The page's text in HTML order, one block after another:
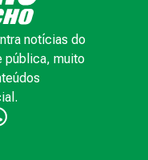
notícias do
pública, muito